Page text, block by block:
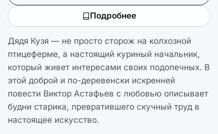
Подробнее
Дядя Кузя — не просто сторож на колхозной
птицеферме, а настоящий куриный начальник,
который живет интересами своих подопечных. В
этой доброй и по-деревенски искренней
повести Виктор Астафьев с любовью описывает
будни старика, превратившего скучный труд в
настоящее искусство.